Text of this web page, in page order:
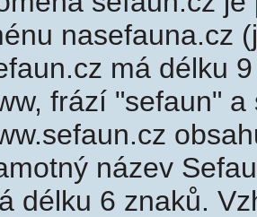
nasefauna.cz
má délku
frází "sefaun"
název
délku 6 znaků.